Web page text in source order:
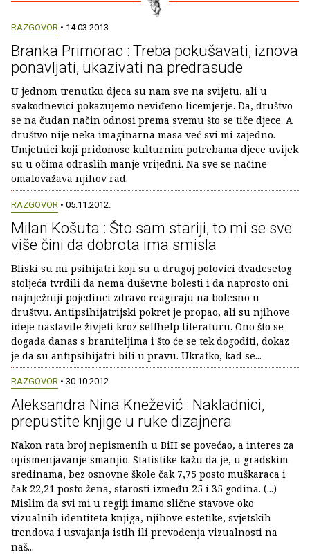
RAZGOVOR • 14.03.2013.
Branka Primorac : Treba pokušavati, iznova
ponavljati, ukazivati na predrasude
U jednom trenutku djeca su nam sve na svijetu, ali u
svakodnevici pokazujemo neviđeno licemjerje. Da, društvo
se na čudan način odnosi prema svemu što se tiče djece. A
društvo nije neka imaginarna masa već svi mi zajedno.
Umjetnici koji pridonose kulturnim potrebama djece uvijek
su u očima odraslih manje vrijedni. Na sve se načine
omalovažava njihov rad.
RAZGOVOR • 05.11.2012.
Milan Košuta : Što sam stariji, to mi se sve
više čini da dobrota ima smisla
Bliski su mi psihijatri koji su u drugoj polovici dvadesetog
stoljeća tvrdili da nema duševne bolesti i da naprosto oni
najnježniji pojedinci zdravo reagiraju na bolesno u
društvu. Antipsihijatrijski pokret je propao, ali su njihove
ideje nastavile živjeti kroz selfhelp literaturu. Ono što se
događa danas s braniteljima i što će se tek dogoditi, dokaz
je da su antipsihijatri bili u pravu. Ukratko, kad se...
RAZGOVOR • 30.10.2012.
Aleksandra Nina Knežević : Nakladnici,
prepustite knjige u ruke dizajnera
Nakon rata broj nepismenih u BiH se povećao, a interes za
opismenjavanje smanjio. Statistike kažu da je, u gradskim
sredinama, bez osnovne škole čak 7,75 posto muškaraca i
čak 22,21 posto žena, starosti između 25 i 35 godina. (...)
Mislim da svi mi u regiji imamo slične stavove oko
vizualnih identiteta knjiga, njihove estetike, svjetskih
trendova i usvajanja istih ili prevođenja vizualnosti na
naš...